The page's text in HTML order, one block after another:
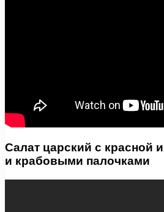
Салат царский с красной
и крабовыми палочками